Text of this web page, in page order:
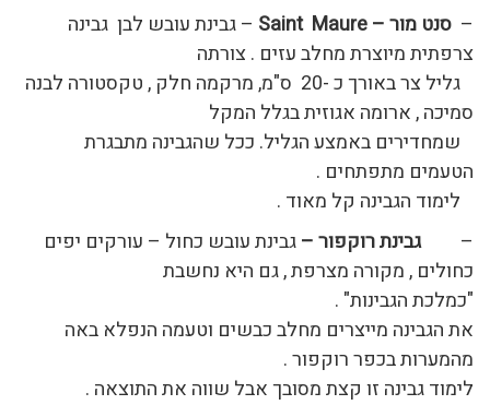
– סנט מור –Saint Maure – גבינת עובש לבן גבינה
צרפתית מיוצרת מחלב עזים . צורתה
גליל צר באורך כ -20 ס"מ, מרקמה חלק , טקסטורה לבנה
סמיכה , ארומה אגוזית בגלל המקל
שמחדירים באמצע הגליל. ככל שהגבינה מתבגרת
הטעמים מתפתחים .
לימוד הגבינה קל מאוד .
–גבינת רוקפור –גבינת עובש כחול – עורקים יפים
כחולים , מקורה מצרפת , גם היא נחשבת
"כמלכת הגבינות" .
את הגבינה מייצרים מחלב כבשים וטעמה הנפלא באה
מהמערות בכפר רוקפור .
לימוד גבינה זו קצת מסובך אבל שווה את התוצאה .